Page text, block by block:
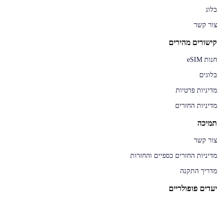
בלוג
צור קשר
קישורים מהירים
חנות eSIM
בלוגים
מדיניות פרטיות
מדיניות החזרים
תמיכה
צור קשר
מדיניות החזרים כספיים והחזרות
מדריך התקנה
יעדים פופולריים